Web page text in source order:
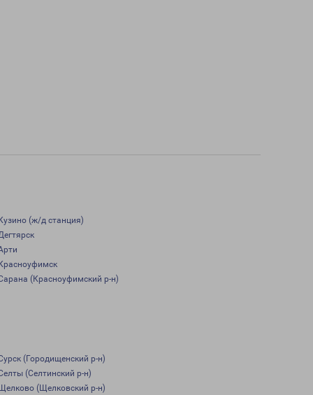
(ж/д станция)
(Красноуфимский р-н)
(Городищенский р-н)
(Селтинский р-н)
(Щелковский р-н)